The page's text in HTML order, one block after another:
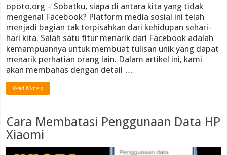
opoto.org – Sobatku, siapa di antara kita yang tidak
mengenal Facebook? Platform media sosial ini telah
menjadi bagian tak terpisahkan dari kehidupan sehari-
hari kita. Salah satu fitur menarik dari Facebook adalah
kemampuannya untuk membuat tulisan unik yang dapat
menarik perhatian orang lain. Dalam artikel ini, kami
akan membahas dengan detail …
Read More »
Cara Membatasi Penggunaan Data HP
Xiaomi